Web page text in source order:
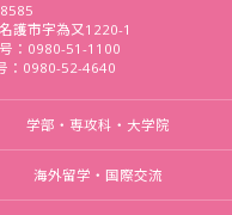
護市字為又1220-1
：0980-51-1100
：0980-52-4640
学部・専攻科・大学院
海外留学・国際交流